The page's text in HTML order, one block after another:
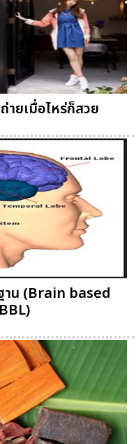
ายเมื่อไหร่ก็สวย
าน (Brain based